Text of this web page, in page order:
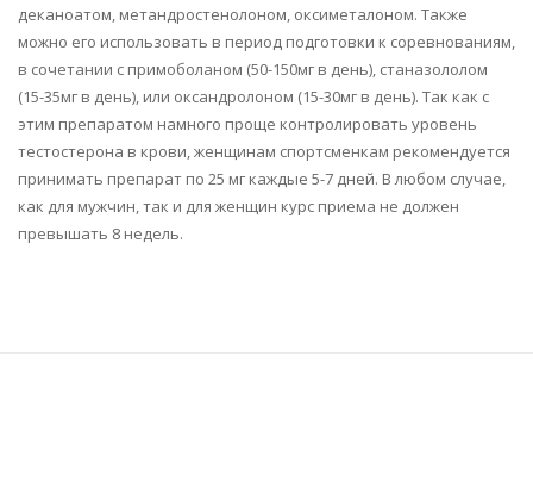
деканоатом, метандростенолоном, оксиметалоном. Также
можно его использовать в период подготовки к соревнованиям,
в сочетании с примоболаном (50-150мг в день), станазололом
(15-35мг в день), или оксандролоном (15-30мг в день). Так как с
этим препаратом намного проще контролировать уровень
тестостерона в крови, женщинам спортсменкам рекомендуется
принимать препарат по 25 мг каждые 5-7 дней. В любом случае,
как для мужчин, так и для женщин курс приема не должен
превышать 8 недель.